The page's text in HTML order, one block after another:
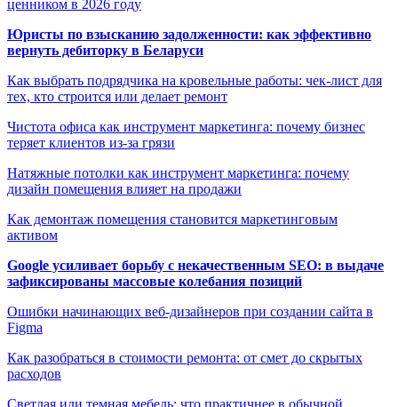
ценником в 2026 году
Юристы по взысканию задолженности: как эффективно
вернуть дебиторку в Беларуси
Как выбрать подрядчика на кровельные работы: чек-лист для
тех, кто строится или делает ремонт
Чистота офиса как инструмент маркетинга: почему бизнес
теряет клиентов из-за грязи
Натяжные потолки как инструмент маркетинга: почему
дизайн помещения влияет на продажи
Как демонтаж помещения становится маркетинговым
активом
Google усиливает борьбу с некачественным SEO: в выдаче
зафиксированы массовые колебания позиций
Ошибки начинающих веб-дизайнеров при создании сайта в
Figma
Как разобраться в стоимости ремонта: от смет до скрытых
расходов
Светлая или темная мебель: что практичнее в обычной